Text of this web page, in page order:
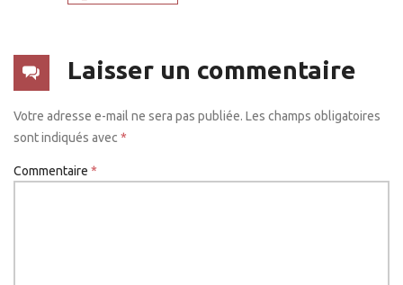
Laisser un commentaire
Votre adresse e-mail ne sera pas publiée. Les champs obligatoires
sont indiqués avec *
Commentaire *